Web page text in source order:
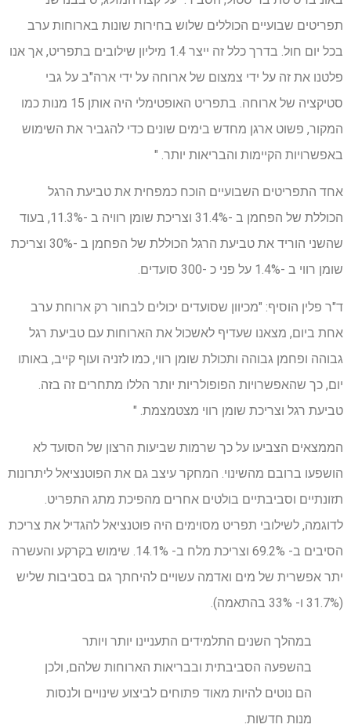
תפריטים שבועיים הכוללים שלוש בחירות שונות בארוחות ערב
בכל יום חול. בדרך כלל זה ייצר 1.4 מיליון שילובים בתפריט, אך אנו
פלטנו את זה על ידי צמצום של ארוחה על ידי ארה"ב על גבי
סטיקציה של ארוחה. בתפריט האופטימלי היה אותן 15 מנות כמו
המקור, פשוט ארגן מחדש בימים שונים כדי להגביר את השימוש
באפשרויות הקיימות והבריאות יותר. "
אחד התפריטים השבועיים הוכח כמפחית את טביעת הרגל
הכוללת של הפחמן ב -31.4% וצריכת שומן רוויה ב -11.3%, בעוד
שהשני הוריד את טביעת הרגל הכוללת של הפחמן ב -30% וצריכת
שומן רווי ב -1.4% על פני כ -300 סועדים.
ד"ר פלין הוסיף: "מכיוון שסועדים יכולים לבחור רק ארוחת ערב
אחת ביום, מצאנו שעדיף לאשכול את הארוחות עם טביעת רגל
גבוהה ופחמן גבוהה ותכולת שומן רווי, כמו לזניה ועוף קייב, באותו
יום, כך שהאפשרויות הפופולריות יותר הללו מתחרים זה בזה.
טביעת רגל וצריכת שומן רווי מצטמצמת. "
הממצאים הצביעו על כך שרמות שביעות הרצון של הסועד לא
הושפעו ברובם מהשינוי. המחקר עיצב גם את הפוטנציאל ליתרונות
תזונתיים וסביבתיים בולטים אחרים מהפיכת מתג התפריט.
לדוגמה, לשילובי תפריט מסוימים היה פוטנציאל להגדיל את צריכת
הסיבים ב- 69.2% וצריכת מלח ב- 14.1%. שימוש בקרקע והעשרה
יתר אפשרית של מים ואדמה עשויים להיחתך גם בסביבות שליש
(31.7% ו- 33% בהתאמה).
במהלך השנים התלמידים התעניינו יותר ויותר
בהשפעה הסביבתית ובבריאות הארוחות שלהם, ולכן
הם נוטים להיות מאוד פתוחים לביצוע שינויים ולנסות
מנות חדשות.